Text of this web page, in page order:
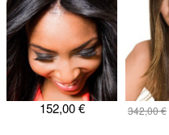
152,00 € 342,00 €